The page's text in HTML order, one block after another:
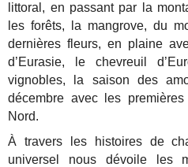
littoral, en passant par la
les forêts, la mangrove, du
dernières fleurs, en plaine
d’Eurasie, le chevreuil
vignobles, la saison des
décembre avec les
Nord.
À travers les histoires de
universel nous dévoile les